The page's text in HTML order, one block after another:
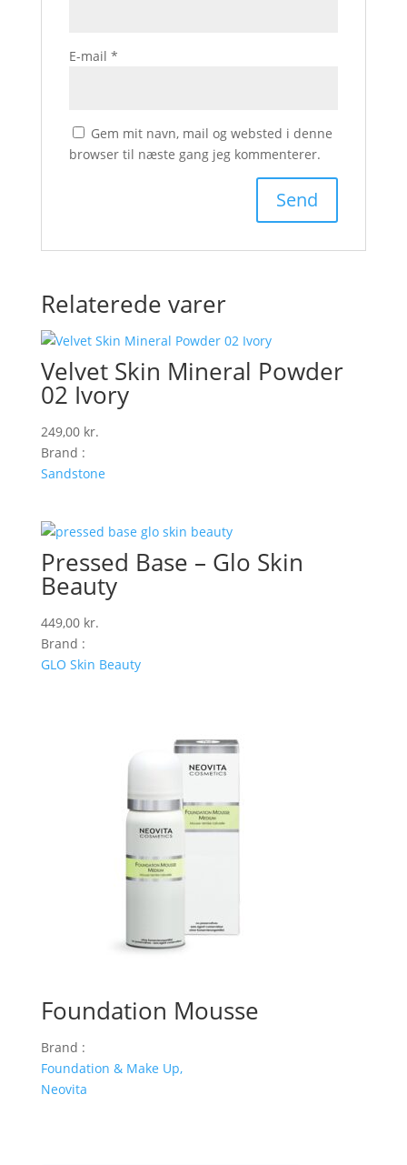
E-mail *
Gem mit navn, mail og websted i denne
browser til næste gang jeg kommenterer.
Relaterede varer
Velvet Skin Mineral Powder
02 Ivory
249,00 kr.
Brand :
Sandstone
Pressed Base – Glo Skin
Beauty
449,00 kr.
Brand :
GLO Skin Beauty
Foundation Mousse
Brand :
Foundation & Make Up,
Neovita